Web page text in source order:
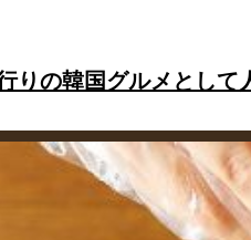
りの韓国グルメとして